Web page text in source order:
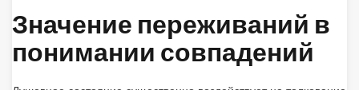
Значение переживаний в
понимании совпадений